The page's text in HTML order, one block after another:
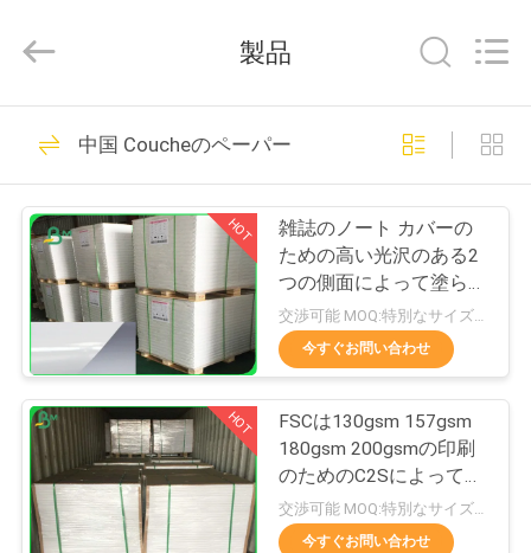
へ
製
品
わ
た
し
た
CO.,LTD.
Woodfreeの光沢が
無いペーパー
478
オフセット印刷用
紙
622
製品
中国 Coucheのペーパー
HOT
雑誌のノート カバーの
ための高い光沢のある2
つの側面によって塗られ
るCoucheペーパー別の
Gsm
交渉可能 MOQ:特別なサイズの共通のサイズ及び10トンのための1トン
今すぐお問い合わせ
HOT
FSCは130gsm 157gsm
180gsm 200gsmの印刷
のためのC2Sによって塗
られたアート ペーパー
を承認しました
今すぐお問い合わせ